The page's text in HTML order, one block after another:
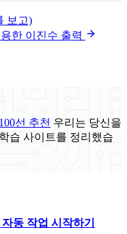
보고)
한 이진수 출력
선 추천 우리는 당신을
습 사이트를 정리했습
동 작업 시작하기